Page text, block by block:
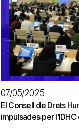
07/05/2025
El Consell de Drets
impulsades per l’IDHC